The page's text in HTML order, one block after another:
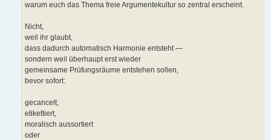
warum euch das Thema freie Argumentekultur so zentral erscheint.
Nicht,
weil ihr glaubt,
dass dadurch automatisch Harmonie entsteht —
sondern weil überhaupt erst wieder
gemeinsame Prüfungsräume entstehen sollen,
bevor sofort:
gecancelt,
etikettiert,
moralisch aussortiert
oder